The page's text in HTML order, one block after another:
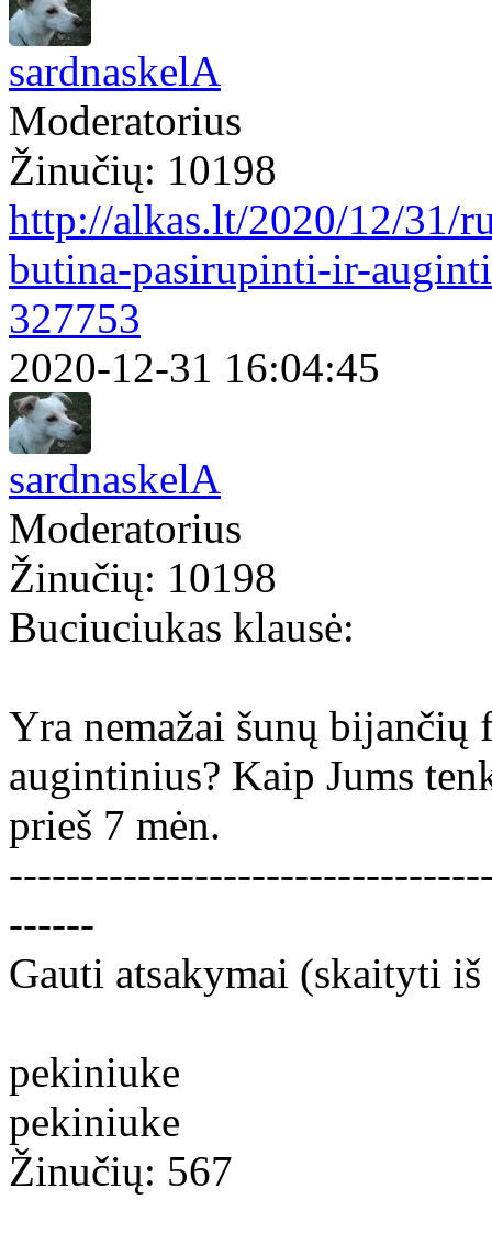
sardnaskelA
Moderatorius
Žinučių: 10198
http://alkas.lt/2020/12/31/
butina-pasirupinti-ir-
327753
2020-12-31 16:04:45
sardnaskelA
Moderatorius
Žinučių: 10198
Buciuciukas klausė:
Yra nemažai šunų bijančių
augintinius? Kaip Jums
prieš 7 mėn.
------
Gauti atsakymai (skaityti
pekiniuke
pekiniuke
Žinučių: 567